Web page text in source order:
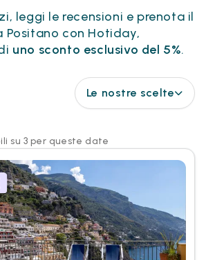
leggi le recensioni e prenota il
Positano con Hotiday,
uno sconto esclusivo del 5%.
Le nostre scelte
su 3 per queste date